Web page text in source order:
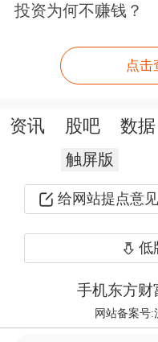
含若干二级指标
标为例，其包
建言影响力、
录状况、企业党
2021年初，新
工作启动，课
授章奇牵头负
大学、清华长
究中心、南京
范大学、南通大
投资为何不赚钱？
点击
资讯 股吧 数据
触屏版
给网站提点意见
低
手机东方财
网站备案号: